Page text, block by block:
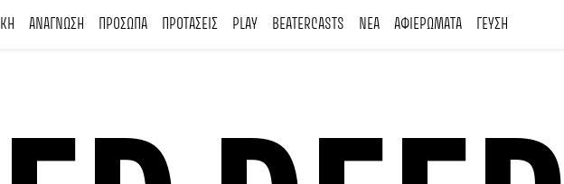
ΑΝΑΓΝΩΣΗ ΠΡΟΣΩΠΑ ΠΡΟΤΑΣΕΙΣ PLAY BEATERCASTS ΝΕΑ ΑΦΙΕΡΩΜΑΤΑ ΓΕΥΣΗ